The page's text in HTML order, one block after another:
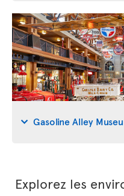
Gasoline Alley
Explorez les